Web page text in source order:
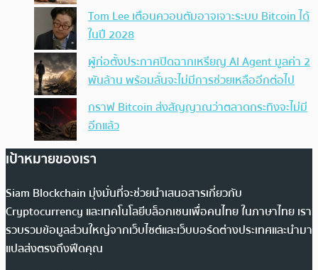
Tom Lee เตือนควอนตัมอาจเจาะระบบ Bitcoin ได้
ในปี 2028
ผู้ก่อตั้งประกาศปิดฉากเหรียญ AI Agent มูลค่า 2
พันล้าน พร้อมลั่นจะไม่มีการช่วยเหลืออีกต่อไป
กราฟ Bitcoin ส่งสัญญาณว่าตลาดกระทิงจะไม่มี
อีกแล้ว
เป้าหมายของเรา
Siam Blockchain มุ่งมั่นที่จะช่วยนำเสนอสารเกี่ยวกับ
Cryptocurrency และเทคโนโลยีบล็อกเชนเพื่อคนไทย ในภาษาไทย เรา
รวบรวมข้อมูลส่วนใหญ่จากเว็บไซต์และเว็บบอร์ดต่างประเทศและนำมา
แปลส่งตรงถึงฟีดคุณ